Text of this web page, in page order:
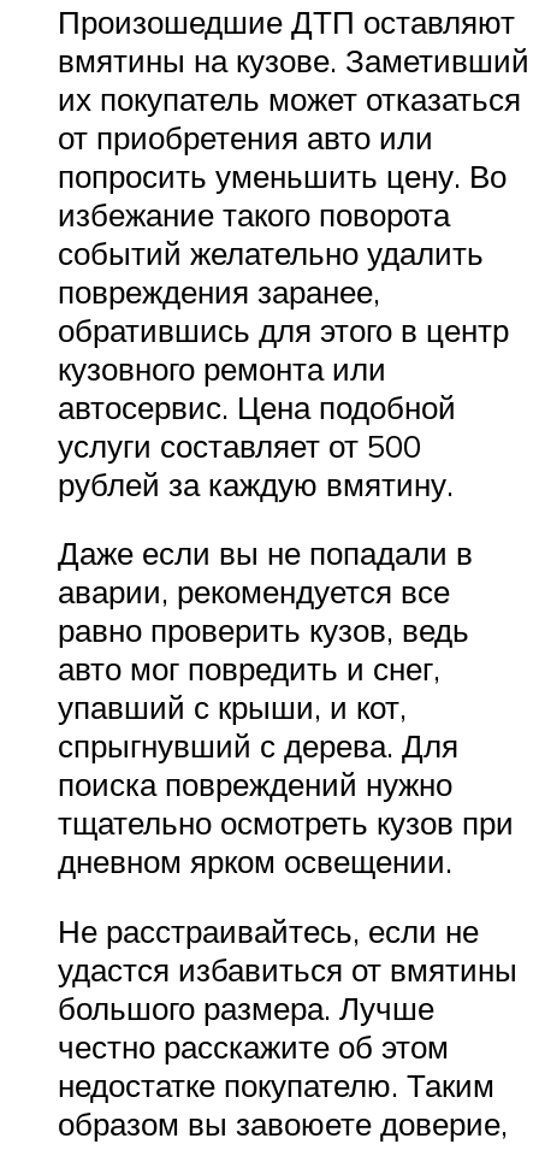
Произошедшие ДТП оставляют
вмятины на кузове. Заметивший
их покупатель может отказаться
от приобретения авто или
попросить уменьшить цену. Во
избежание такого поворота
событий желательно удалить
повреждения заранее,
обратившись для этого в центр
кузовного ремонта или
автосервис. Цена подобной
услуги составляет от 500
рублей за каждую вмятину.
Даже если вы не попадали в
аварии, рекомендуется все
равно проверить кузов, ведь
авто мог повредить и снег,
упавший с крыши, и кот,
спрыгнувший с дерева. Для
поиска повреждений нужно
тщательно осмотреть кузов при
дневном ярком освещении.
Не расстраивайтесь, если не
удастся избавиться от вмятины
большого размера. Лучше
честно расскажите об этом
недостатке покупателю. Таким
образом вы завоюете доверие,